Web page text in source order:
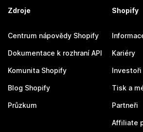
Zdroje
Centrum nápovědy Shopify
Dokumentace k rozhraní API
Komunita Shopify
Blog Shopify
Průzkum
Shopify
Kariéry
Investoři
Tisk a
Partneři
Affiliate